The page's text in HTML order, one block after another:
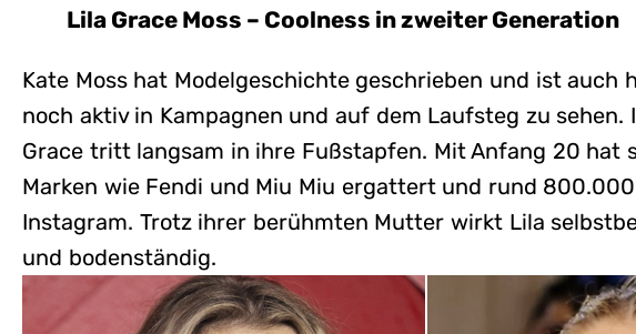
Lila Grace Moss – Coolness in zweiter Generation
Kate Moss hat Modelgeschichte geschrieben und ist auch
noch aktiv in Kampagnen und auf dem Laufsteg zu sehen.
Grace tritt langsam in ihre Fußstapfen. Mit Anfang 20 hat
Marken wie Fendi und Miu Miu ergattert und rund
Instagram. Trotz ihrer berühmten Mutter wirkt Lila
und bodenständig.